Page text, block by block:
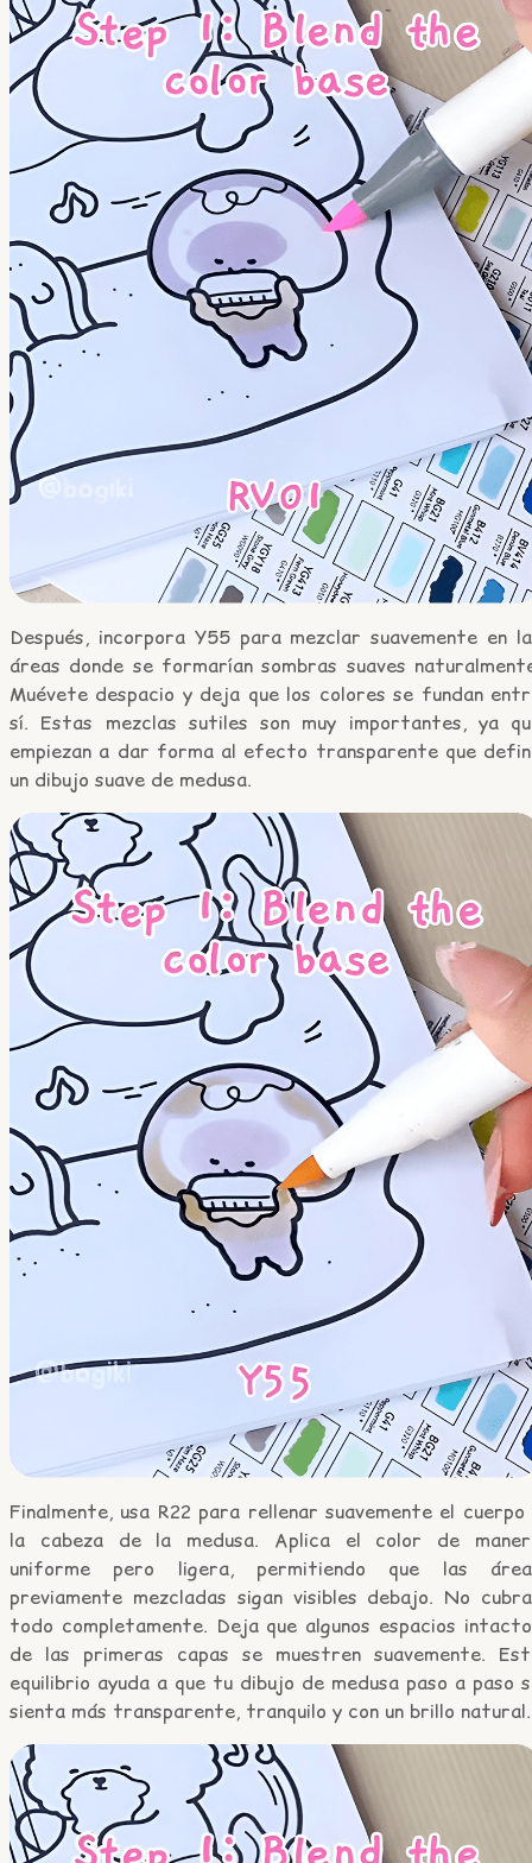
Después, incorpora Y55 para mezclar suavemente en
áreas donde se formarían sombras suaves
Muévete despacio y deja que los colores se fundan
sí. Estas mezclas sutiles son muy importantes, ya
empiezan a dar forma al efecto transparente que
un dibujo suave de medusa.
Finalmente, usa R22 para rellenar suavemente el cuerpo
la cabeza de la medusa. Aplica el color de
uniforme pero ligera, permitiendo que las
previamente mezcladas sigan visibles debajo. No
todo completamente. Deja que algunos espacios
de las primeras capas se muestren suavemente.
equilibrio ayuda a que tu dibujo de medusa paso a paso
sienta más transparente, tranquilo y con un brillo natural.